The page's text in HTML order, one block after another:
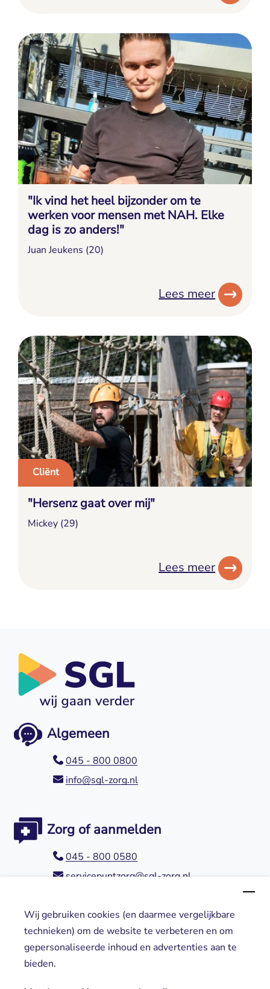
Wij gebruiken cookies (en daarmee vergelijkbare
technieken) om de website te verbeteren en om
gepersonaliseerde inhoud en advertenties aan te
bieden.
"Ik vind het heel bijzonder om te
werken voor mensen met NAH. Elke
dag is zo anders!"
Juan Jeukens (20)
Lees meer
Cliënt
"Hersenz gaat over mij"
Mickey (29)
Lees meer
Algemeen
045 - 800 0800
info@sgl-zorg.nl
Zorg of aanmelden
045 - 800 0580
servicepuntzorg@sgl-zorg.nl
Direct naar
Locaties